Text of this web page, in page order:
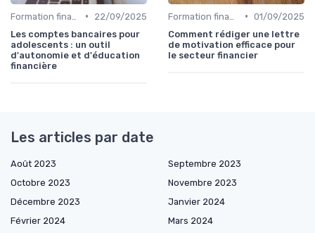
•
22/09/2025
Les comptes bancaires pour
adolescents : un outil
d'autonomie et d'éducation
financière
• 01/09/2025
Comment rédiger une lettre
de motivation efficace pour
le secteur financier
Les articles par date
Août 2023
Septembre 2023
Octobre 2023
Novembre 2023
Décembre 2023
Janvier 2024
Février 2024
Mars 2024